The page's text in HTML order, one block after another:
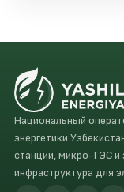
Национальный
энергетики
станции, микро-ГЭС и
инфраструктура для